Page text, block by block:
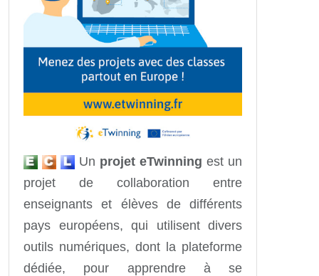
Un projet eTwinning est un
projet de collaboration entre
enseignants et élèves de différents
pays européens, qui utilisent divers
outils numériques, dont la plateforme
dédiée, pour apprendre à se